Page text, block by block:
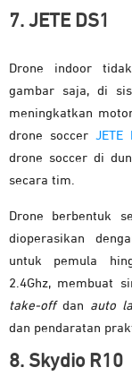
7. JETE DS1
Drone indoor
gambar saja, di
meningkatkan
drone soccerJETE
drone soccer di
secara tim.
Drone berbentuk
dioperasikan
untuk pemula
2.4Ghz, membuat
take-offdan auto
dan pendaratan
8. Skydio R10